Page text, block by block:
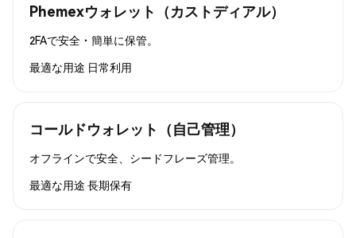
Phemexウォレット（カストディアル）
2FAで安全・簡単に保管。
最適な用途 日常利用
コールドウォレット（自己管理）
オフラインで安全、シードフレーズ管理。
最適な用途 長期保有